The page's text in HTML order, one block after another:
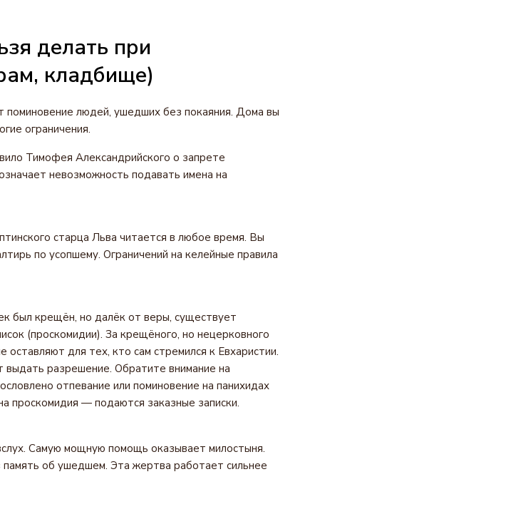
делать при
кладбище)
поминовение людей, ушедших без покаяния. Дома вы
ограничения.
Тимофея Александрийского о запрете
невозможность подавать имена на
старца Льва читается в любое время. Вы
по усопшему. Ограничений на келейные правила
был крещён, но далёк от веры, существует
(проскомидии). За крещёного, но нецерковного
для тех, кто сам стремился к Евхаристии.
разрешение. Обратите внимание на
отпевание или поминовение на панихидах
проскомидия — подаются заказные записки.
Самую мощную помощь оказывает милостыня.
об ушедшем. Эта жертва работает сильнее